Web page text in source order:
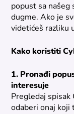
popust sa našeg
dugme. Ako je
videtićeš razliku
Kako koristiti
1. Pronađi
interesuje
Pregledaj spisak
odaberi onaj koji